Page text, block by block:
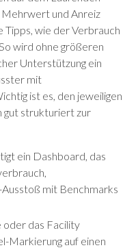
Mehrwert und Anreiz
Tipps, wie der Verbrauch
wird ohne größeren
Unterstützung ein
mit
ist es, den jeweiligen
gut strukturiert zur
ein Dashboard, das
Ausstoß mit Benchmarks
das Facility
Markierung auf einen